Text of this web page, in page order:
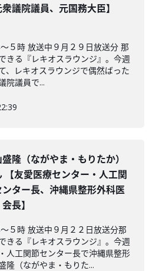
衆議院議員、元国務大臣】
５時 放送中９月２９日放送分 那
きる『レキオスラウンジ』。今週
、レキオスラウンジで偶然ばった
院議員で...
隆（ながやま・もりたか）
【友愛医療センター・人工関
ター長、沖縄県整形外科医
長】
５時 放送中９月２２日放送分那
きる『レキオスラウンジ』。今週
人工関節センター長で沖縄県整形
隆（ながやま・もりた...